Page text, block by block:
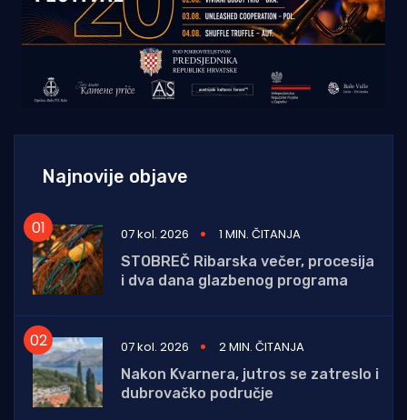
Najnovije objave
07 kol. 2026
1 MIN. ČITANJA
STOBREČ Ribarska večer, procesija
i dva dana glazbenog programa
07 kol. 2026
2 MIN. ČITANJA
Nakon Kvarnera, jutros se zatreslo i
dubrovačko područje